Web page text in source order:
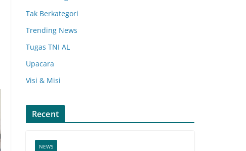
Tak Berkategori
Trending News
Tugas TNI AL
Upacara
Visi & Misi
Recent
NEWS